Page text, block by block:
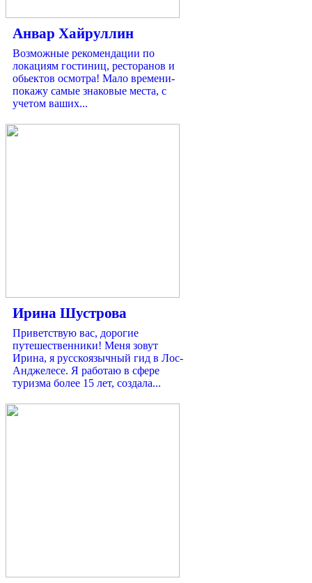
Анвар Хайруллин
Возможные рекомендации по
локациям гостиниц, ресторанов и
обьектов осмотра! Мало времени-
покажу самые знаковые места, с
учетом ваших...
Ирина Шустрова
Приветствую вас, дорогие
путешественники! Меня зовут
Ирина, я русскоязычный гид в Лос-
Анджелесе. Я работаю в сфере
туризма более 15 лет, создала...